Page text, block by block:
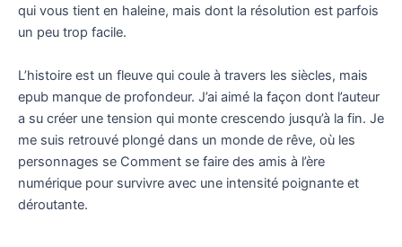
qui vous tient en haleine, mais dont la résolution est parfois
un peu trop facile.
L’histoire est un fleuve qui coule à travers les siècles, mais
epub manque de profondeur. J’ai aimé la façon dont l’auteur
a su créer une tension qui monte crescendo jusqu’à la fin. Je
me suis retrouvé plongé dans un monde de rêve, où les
personnages se Comment se faire des amis à l’ère
numérique pour survivre avec une intensité poignante et
déroutante.